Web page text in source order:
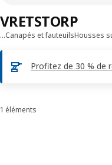
…Canapés et fauteuilsHousses
Profitez de 30 % de
VRETSTORP
Trier et filtrer
1 éléments